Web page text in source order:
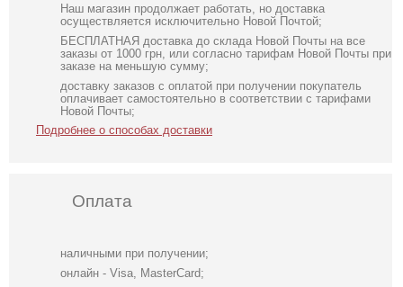
Наш магазин продолжает работать, но доставка
осуществляется исключительно Новой Почтой;
БЕСПЛАТНАЯ доставка до склада Новой Почты на все
заказы от 1000 грн, или согласно тарифам Новой Почты при
заказе на меньшую сумму;
доставку заказов с оплатой при получении покупатель
оплачивает самостоятельно в соответствии с тарифами
Новой Почты;
Подробнее о способах доставки
Оплата
наличными при получении;
онлайн - Visa, MasterCard;